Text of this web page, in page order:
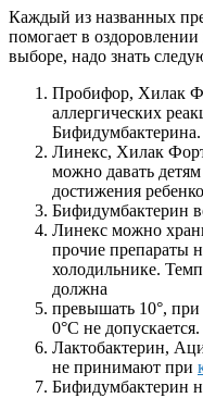
Каждый из названных
помогает в
выборе, надо знать
Пробифор, Хилак
аллергических
Бифидумбактерина.
Линекс, Хилак
можно давать
достижения
Бифидумбактерин
Линекс можно
прочие препараты
холодильнике.
должна
превышать 10°,
0°С не допускается.
Лактобактерин,
не принимают при
Бифидумбактерин